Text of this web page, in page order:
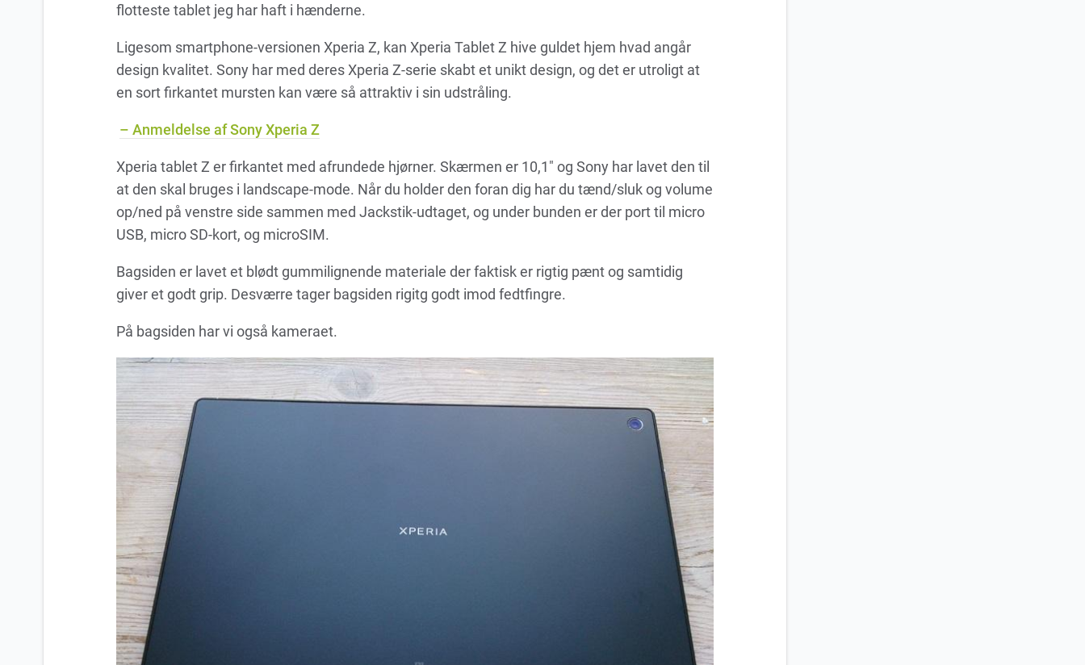
flotteste tablet jeg har haft i hænderne.
Ligesom smartphone-versionen Xperia Z, kan Xperia Tablet Z hive guldet hjem hvad angår
design kvalitet. Sony har med deres Xperia Z-serie skabt et unikt design, og det er utroligt at
en sort firkantet mursten kan være så attraktiv i sin udstråling.
– Anmeldelse af Sony Xperia Z
Xperia tablet Z er firkantet med afrundede hjørner. Skærmen er 10,1″ og Sony har lavet den til
at den skal bruges i landscape-mode. Når du holder den foran dig har du tænd/sluk og volume
op/ned på venstre side sammen med Jackstik-udtaget, og under bunden er der port til micro
USB, micro SD-kort, og microSIM.
Bagsiden er lavet et blødt gummilignende materiale der faktisk er rigtig pænt og samtidig
giver et godt grip. Desværre tager bagsiden rigitg godt imod fedtfingre.
På bagsiden har vi også kameraet.